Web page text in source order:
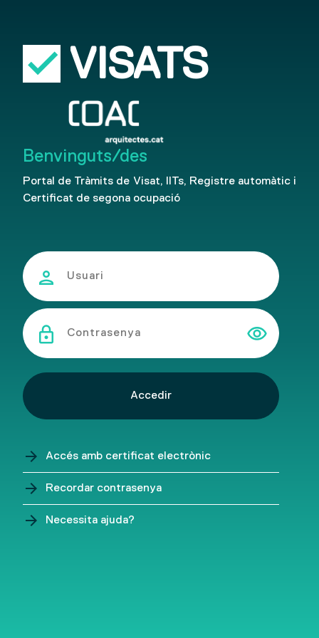
check VISATS
Benvinguts/des
Portal de Tràmits de Visat, IITs, Registre automàtic i
Certificat de segona ocupació
person
lock visibility
arrow_forward Accés amb certificat electrònic
arrow_forward Recordar contrasenya
arrow_forward Necessita ajuda?